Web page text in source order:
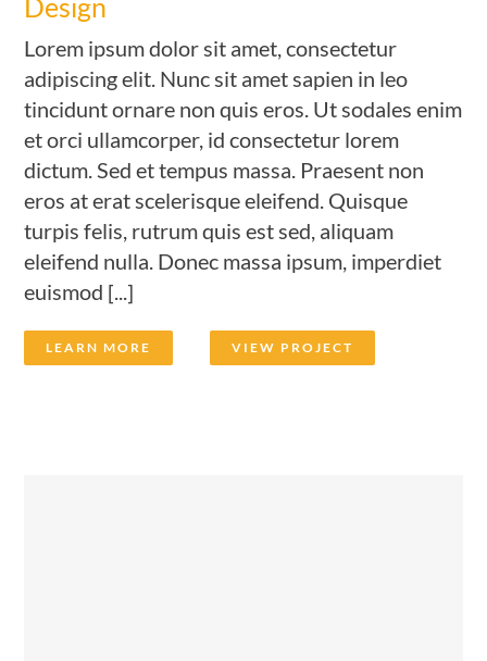
Design
Lorem ipsum dolor sit amet, consectetur
adipiscing elit. Nunc sit amet sapien in leo
tincidunt ornare non quis eros. Ut sodales enim
et orci ullamcorper, id consectetur lorem
dictum. Sed et tempus massa. Praesent non
eros at erat scelerisque eleifend. Quisque
turpis felis, rutrum quis est sed, aliquam
eleifend nulla. Donec massa ipsum, imperdiet
euismod [...]
LEARN MORE VIEW PROJECT